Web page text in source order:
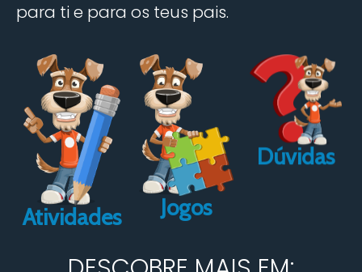
para ti e para os teus pais.
Atividades Jogos
Dúvidas